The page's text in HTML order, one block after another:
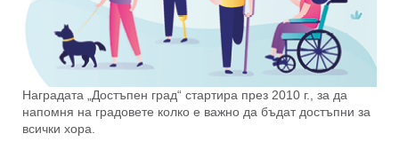
Наградата „Достъпен град“ стартира през 2010 г., за да
напомня на градовете колко е важно да бъдат достъпни за
всички хора.